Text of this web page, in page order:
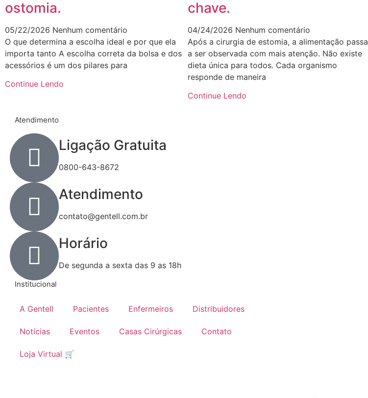
ostomia.
05/22/2026 Nenhum comentário
O que determina a escolha ideal e por que ela
importa tanto A escolha correta da bolsa e dos
acessórios é um dos pilares para
Continue Lendo
chave.
04/24/2026 Nenhum comentário
Após a cirurgia de estomia, a alimentação passa
a ser observada com mais atenção. Não existe
dieta única para todos. Cada organismo
responde de maneira
Continue Lendo
Atendimento
Ligação Gratuita
0800-643-8672
Atendimento
contato@gentell.com.br
Horário
De segunda a sexta das 9 as 18h
Institucional
A Gentell Pacientes Enfermeiros Distribuidores
Notícias Eventos Casas Cirúrgicas Contato
Loja Virtual 🛒